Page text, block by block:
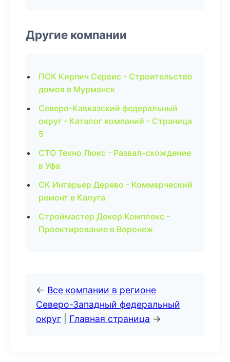
Другие компании
ПСК Кирпич Сервис - Строительство
домов в Мурманск
Северо-Кавказский федеральный
округ - Каталог компаний - Страница
5
СТО Техно Люкс - Развал-схождение
в Уфа
СК Интерьер Дерево - Коммерческий
ремонт в Калуга
Строймастер Декор Комплекс -
Проектирование в Воронеж
← Все компании в регионе
Северо-Западный федеральный
округ
Главная страница →